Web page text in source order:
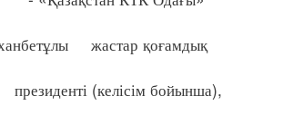
жастар қоғамдық
(келісім бойынша),